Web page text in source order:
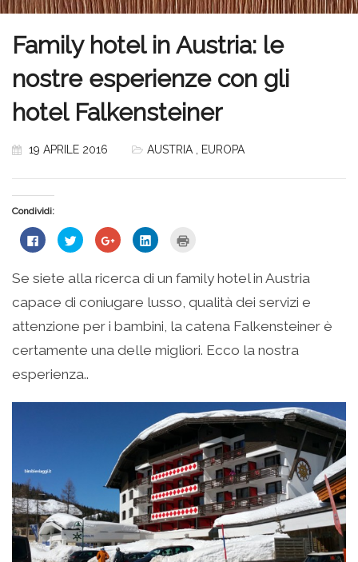
Family hotel in Austria: le
nostre esperienze con gli
hotel Falkensteiner
19 APRILE 2016 AUSTRIA EUROPA
Condividi:
Fai
clic
su
Facebook
apre
una
nuova
finestra)
Fai
clic
condividere
su
Twitter
(Si
in
una
finestra)
Fai
clic
condividere
su
Google+
(Si
apre
in
una
nuova
finestra)
Fai
clic
condividere
su
(Si
in
una
nuova
finestra)
stampare
(Si
in
una
nuova
finestra)
Se siete alla ricerca di un family hotel in Austria
capace di coniugare lusso, qualità dei servizi e
attenzione per i bambini, la catena Falkensteiner è
certamente una delle migliori. Ecco la nostra
esperienza..